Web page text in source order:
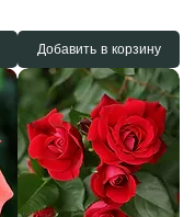
Добавить в корзину